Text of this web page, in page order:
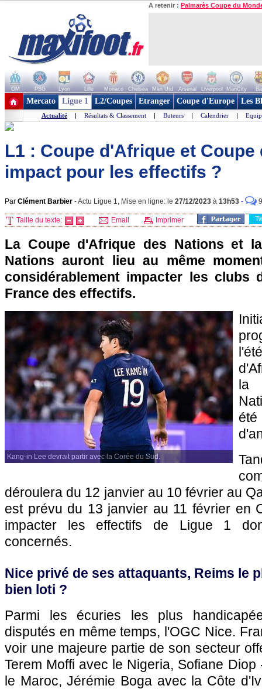
A retenir : Palmarès Coupe du
OM PSG Lyon Lille Monaco Chelsea Man Utd Arsenal Liverpool ManCity
+ de clubs
Mercato Ligue 1 L2/Coupes Etranger Coupe d'Europe Les
Actualité | Résultats & Classement | Buteurs | Calendrier |
L1 : Coupe d'Afrique et Coupe
impact pour les effectifs ?
Par Clément Barbier -Actu Ligue 1, Mise en ligne: le 27/12/2023 à 13h53 - 9
Taille du texte: Email Imprimer
La Coupe d'Afrique des Nations et
Nations auront lieu au même
considérablement impacter les clubs
France des effectifs.
Kang-in Lee devrait partir avec la Corée du Sud.
la
déroulera du 12 janvier au 10 février au
est prévu du 13 janvier au 11 février en
impacter les effectifs de Ligue 1
concernés.
Nice privé de ses attaquants, Reims le
bien loti ?
Parmi les écuries les plus
disputés en même temps, l'OGC Nice.
voir une majeure partie de son secteur
Terem Moffi avec le Nigeria, Sofiane
le Maroc, Jérémie Boga avec la Côte